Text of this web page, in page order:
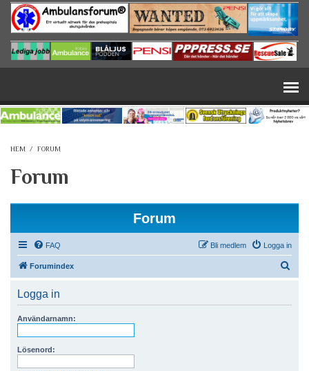
Hoppa till huvudinnehåll
HEM / FORUM
Forum